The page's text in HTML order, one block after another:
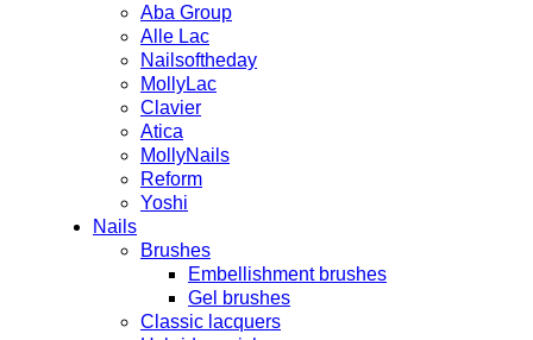
Aba Group
Alle Lac
Nailsoftheday
MollyLac
Clavier
Atica
MollyNails
Reform
Yoshi
Nails
Brushes
Embellishment brushes
Gel brushes
Classic lacquers